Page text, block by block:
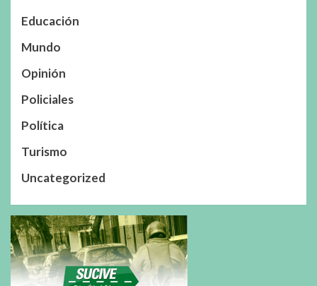
Educación
Mundo
Opinión
Policiales
Política
Turismo
Uncategorized